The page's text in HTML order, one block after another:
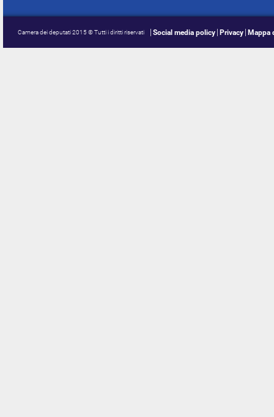
Camera dei deputati 2015 © Tutti i diritti riservati Social media policy Privacy Mappa